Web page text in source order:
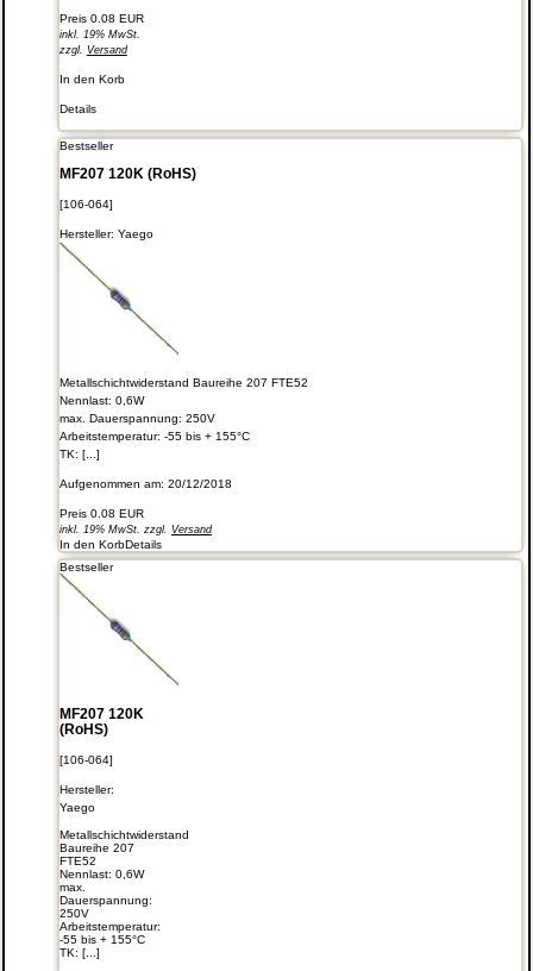
Preis 0.08 EUR
inkl. 19% MwSt.
zzgl. Versand
In den Korb
Details
Bestseller
MF207 120K (RoHS)
[106-064]
Hersteller: Yaego
Metallschichtwiderstand Baureihe 207 FTE52
Nennlast: 0,6W
max. Dauerspannung: 250V
Arbeitstemperatur: -55 bis + 155°C
TK: [...]
Aufgenommen am: 20/12/2018
Preis 0.08 EUR
inkl. 19% MwSt. zzgl. Versand
In den KorbDetails
Bestseller
MF207 120K
(RoHS)
[106-064]
Hersteller:
Yaego
Metallschichtwiderstand
Baureihe 207
FTE52
Nennlast: 0,6W
max.
Dauerspannung:
250V
Arbeitstemperatur:
-55 bis + 155°C
TK: [...]